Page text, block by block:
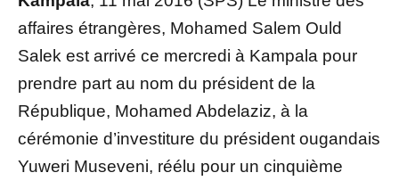
affaires étrangères, Mohamed Salem Ould
Salek est arrivé ce mercredi à Kampala pour
prendre part au nom du président de la
République, Mohamed Abdelaziz, à la
cérémonie d’investiture du président ougandais
Yuweri Museveni, réélu pour un cinquième